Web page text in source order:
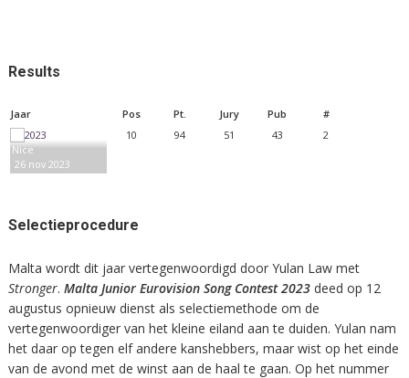
Results
Jaar Pos Pt. Jury Pub #
Nice
26 nov 2023
10 94 51 43 2
Selectieprocedure
Malta wordt dit jaar vertegenwoordigd door Yulan Law met
Stronger. Malta Junior Eurovision Song Contest 2023 deed op 12
augustus opnieuw dienst als selectiemethode om de
vertegenwoordiger van het kleine eiland aan te duiden. Yulan nam
het daar op tegen elf andere kanshebbers, maar wist op het einde
van de avond met de winst aan de haal te gaan. Op het nummer